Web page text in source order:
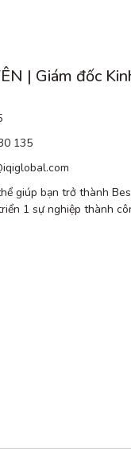
| Giám đốc
135
giúp bạn trở thành
1 sự nghiệp thành